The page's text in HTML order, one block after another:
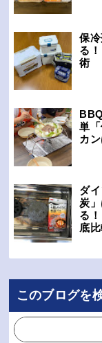
保
る
術
単
カ
ダ
炭
る
底比
このブログを